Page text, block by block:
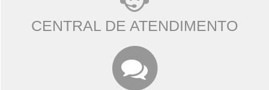
CENTRAL DE ATENDIMENTO